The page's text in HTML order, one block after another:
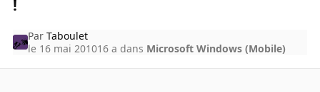
!
ParTaboulet
le 16 mai 201016 a dans Microsoft Windows (Mobile)